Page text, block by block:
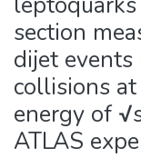
section
dijet
collisions
energy of
ATLAS